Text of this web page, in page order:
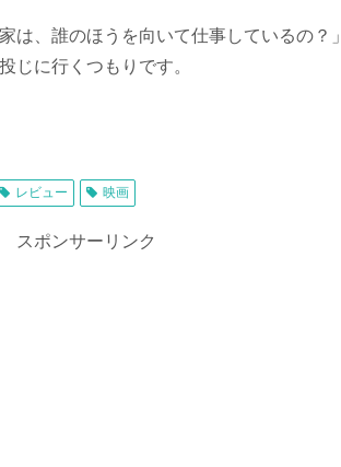
は、誰のほうを向いて仕事しているの？」
じに行くつもりです。
レビュー 映画
スポンサーリンク